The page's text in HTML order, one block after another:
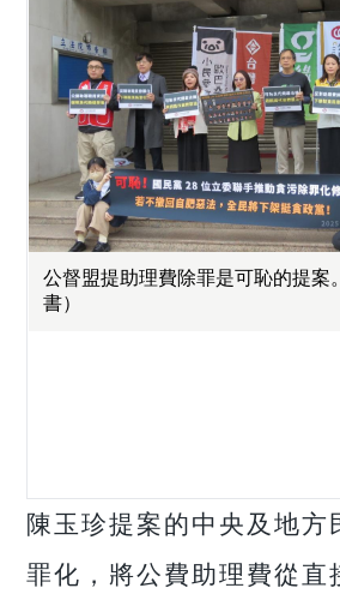
公督盟提助理費除罪是可恥的提案
書）
陳玉珍提案的中央及地方
罪化，將公費助理費從直